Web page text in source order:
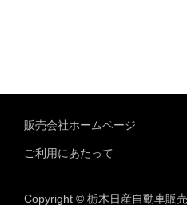
販売会社ホームページ
ご利用にあたって
Copyright © 栃木日産自動車販